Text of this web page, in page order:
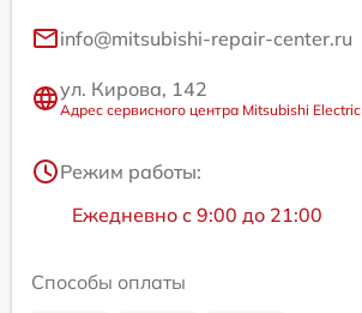
info@mitsubishi-repair-center.ru
ул. Кирова, 142
Адрес сервисного центра Mitsubishi Electric
Режим работы:
Ежедневно с 9:00 до 21:00
Способы оплаты